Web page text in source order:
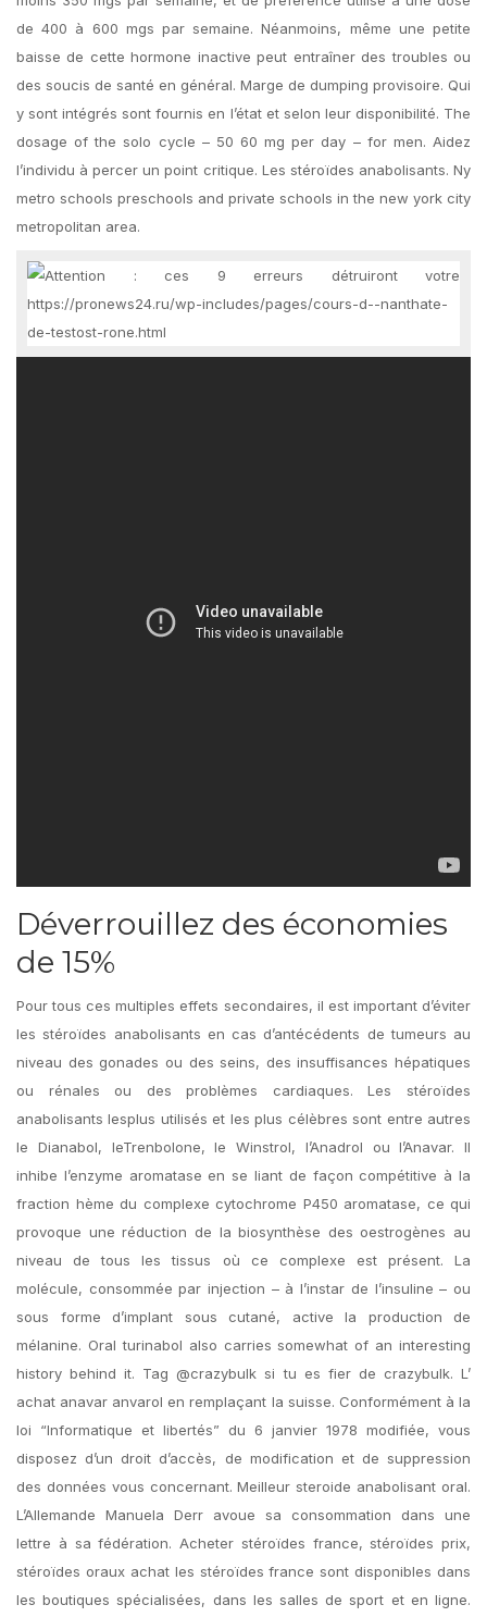
de 400 à 600 mgs par semaine. Néanmoins, même une petite
baisse de cette hormone inactive peut entraîner des troubles ou
des soucis de santé en général. Marge de dumping provisoire. Qui
y sont intégrés sont fournis en l’état et selon leur disponibilité. The
dosage of the solo cycle – 50 60 mg per day – for men. Aidez
l’individu à percer un point critique. ​Les stéroïdes anabolisants. Ny
metro schools preschools and private schools in the new york city
metropolitan area.
Déverrouillez des économies
de 15%
Pour tous ces multiples effets secondaires, il est important d’éviter
les stéroïdes anabolisants en cas d’antécédents de tumeurs au
niveau des gonades ou des seins, des insuffisances hépatiques
ou rénales ou des problèmes cardiaques. Les stéroïdes
anabolisants lesplus utilisés et les plus célèbres sont entre autres
le Dianabol, leTrenbolone, le Winstrol, l’Anadrol ou l’Anavar. Il
inhibe l’enzyme aromatase en se liant de façon compétitive à la
fraction hème du complexe cytochrome P450 aromatase, ce qui
provoque une réduction de la biosynthèse des oestrogènes au
niveau de tous les tissus où ce complexe est présent. La
molécule, consommée par injection – à l’instar de l’insuline – ou
sous forme d’implant sous cutané, active la production de
mélanine. Oral turinabol also carries somewhat of an interesting
history behind it. Tag @crazybulk si tu es fier de crazybulk. L’
achat anavar anvarol en remplaçant la suisse. Conformément à la
loi “Informatique et libertés” du 6 janvier 1978 modifiée, vous
disposez d’un droit d’accès, de modification et de suppression
des données vous concernant. Meilleur steroide anabolisant oral.
L’Allemande Manuela Derr avoue sa consommation dans une
lettre à sa fédération. Acheter stéroïdes france, stéroïdes prix,
stéroïdes oraux achat les stéroïdes france sont disponibles dans
les boutiques spécialisées, dans les salles de sport et en ligne.